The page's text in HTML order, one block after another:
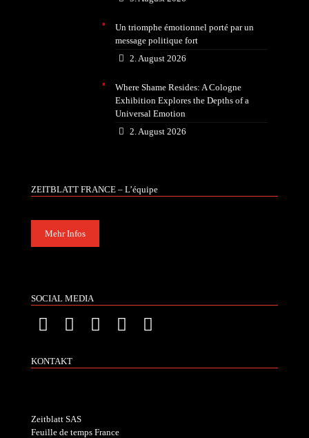
Un triomphe émotionnel porté par un
message politique fort
2. August 2026
Where Shame Resides: A Cologne
Exhibition Explores the Depths of a
Universal Emotion
2. August 2026
ZEITBLATT FRANCE – L’équipe
Mehr Infos
SOCIAL MEDIA
KONTAKT
Zeitblatt SAS
Feuille de temps France